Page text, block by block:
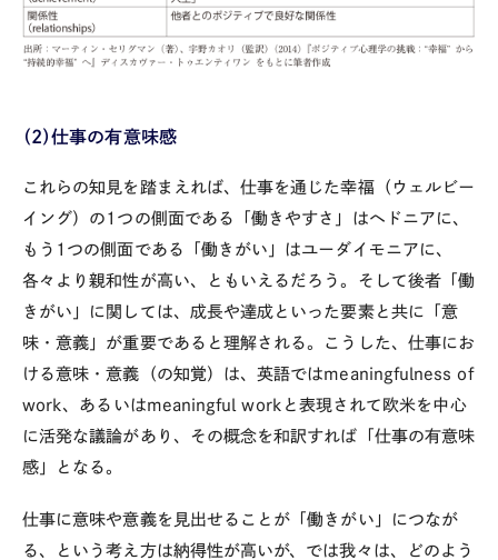
（2）仕事の有意味感
これらの知見を踏まえれば、仕事を通じた幸福（ウェルビー
イング）の1つの側面である「働きやすさ」はヘドニアに、
もう1つの側面である「働きがい」はユーダイモニアに、
各々より親和性が高い、ともいえるだろう。そして後者「働
きがい」に関しては、成長や達成といった要素と共に「意
味・意義」が重要であると理解される。こうした、仕事にお
ける意味・意義（の知覚）は、英語ではmeaningfulness of
work、あるいはmeaningful workと表現されて欧米を中心
に活発な議論があり、その概念を和訳すれば「仕事の有意味
感」となる。
仕事に意味や意義を見出せることが「働きがい」につなが
る、という考え方は納得性が高いが、では我々は、どのよう